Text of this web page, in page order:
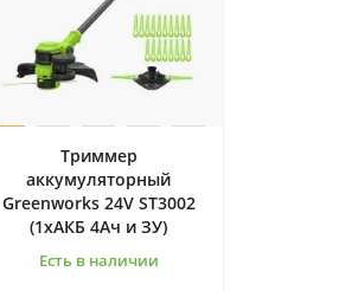
Триммер
аккумуляторный
Greenworks 24V ST3002
(1хАКБ 4Ач и ЗУ)
Есть в наличии